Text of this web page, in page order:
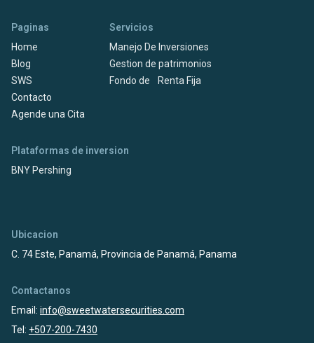
Paginas
Home
Blog
SWS
Contacto
Agende una Cita
Servicios
Manejo De Inversiones
Gestion de patrimonios
Fondo de Renta Fija
Plataformas de inversion
BNY Pershing
Ubicacion
C. 74 Este, Panamá, Provincia de Panamá, Panama
Contactanos
Email: info@sweetwatersecurities.com
Tel: +507-200-7430